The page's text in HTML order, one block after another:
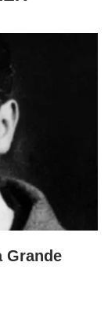
Grande